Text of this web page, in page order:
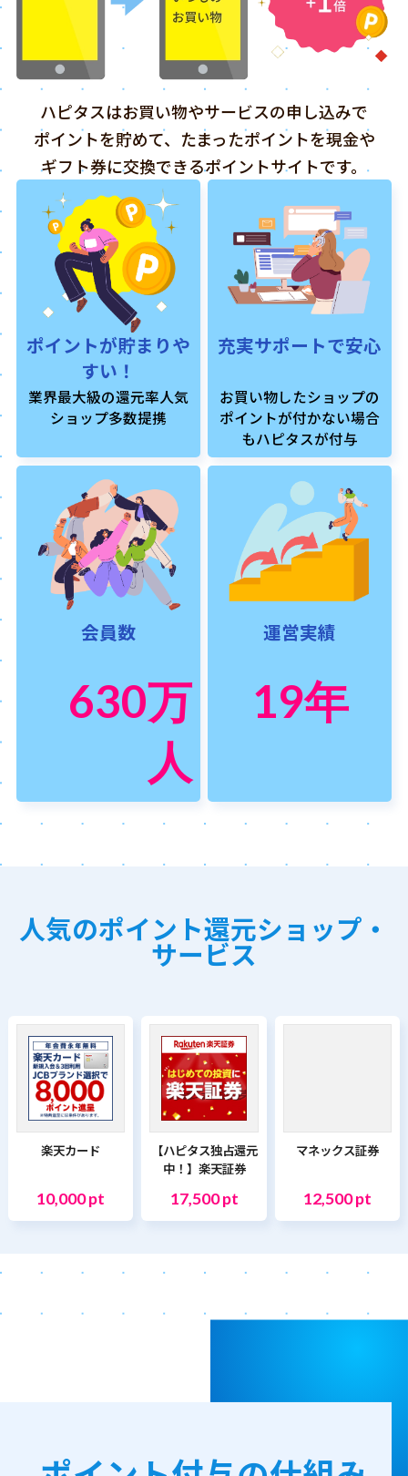
ハピタスはお買い物やサービスの申し込みで
ポイントを貯めて、たまったポイントを現金や
ギフト券に交換できるポイントサイトです。
ポイントが貯まりや
すい！
業界最大級の還元率人気
ショップ多数提携
充実サポートで安心
お買い物したショップの
ポイントが付かない場合
もハピタスが付与
会員数
630万
人
運営実績
19年
人気のポイント還元ショップ・
サービス
楽天カード
10,000 pt
【ハピタス独占還元
中！】楽天証券
17,500 pt
マネックス証券
12,500 pt